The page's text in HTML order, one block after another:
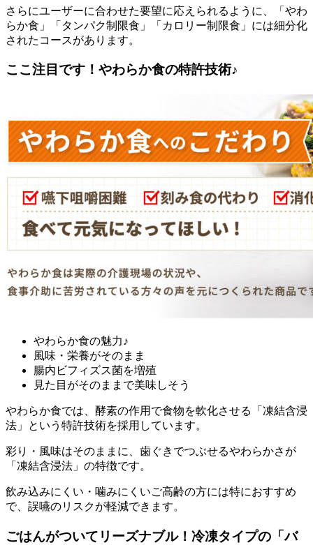
さらにユーザーに合わせた要望に応えられるように、「やわ
らか食」「タンパク制限食」「カロリー制限食」には細分化
されたコースがあります。
ここ注目です！やわらか食の特許技術♪
やわらか食の魅力♪
風味・栄養がそのまま
腸内ビフィズス菌を増殖
見た目がそのままで美味しそう
やわらか食では、酵素の作用で食物を軟化させる「凍結含浸
法」という特許技術を採用 しています。
彩り・風味はそのままに、歯ぐきでつぶせるやわらかさが
「凍結含浸法」の特徴です。
飲み込みにくい・噛みにくいご高齢の方には特におすすめ
で、誤嚥のリスクが軽減できます。
ごはんがついてリーズナブル！冷凍タイプの「バ